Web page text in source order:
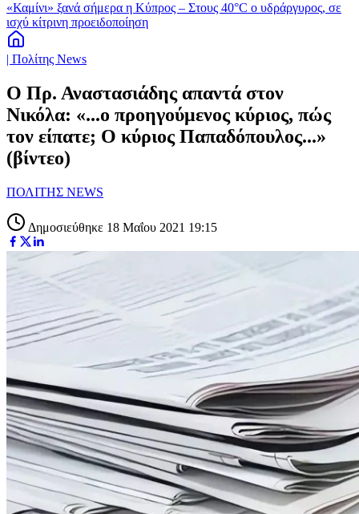
«Καμίνι» ξανά σήμερα η Κύπρος – Στους 40°C ο υδράργυρος, σε
ισχύ κίτρινη προειδοποίηση
| Πολίτης News
Ο Πρ. Αναστασιάδης απαντά στον
Νικόλα: «...ο προηγούμενος κύριος, πώς
τον είπατε; Ο κύριος Παπαδόπουλος...»
(βίντεο)
ΠΟΛΙΤΗΣ NEWS
Δημοσιεύθηκε 18 Μαΐου 2021 19:15